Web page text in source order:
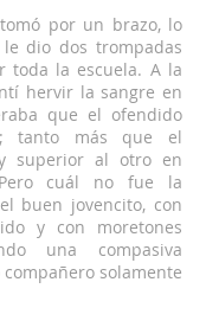
por un brazo, lo
dio dos trompadas
toda la escuela. A la
hervir la sangre en
que el ofendido
tanto más que el
superior al otro en
cuál no fue la
buen jovencito, con
y con moretones
una compasiva
solamente